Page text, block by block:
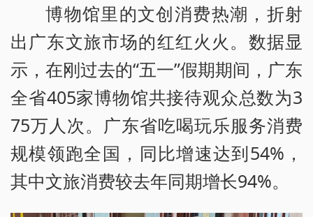
博物馆里的文创消费热潮，折射
出广东文旅市场的红红火火。数据显
示，在刚过去的“五一”假期期间，广东
全省405家博物馆共接待观众总数为3
75万人次。广东省吃喝玩乐服务消费
规模领跑全国，同比增速达到54%，
其中文旅消费较去年同期增长94%。